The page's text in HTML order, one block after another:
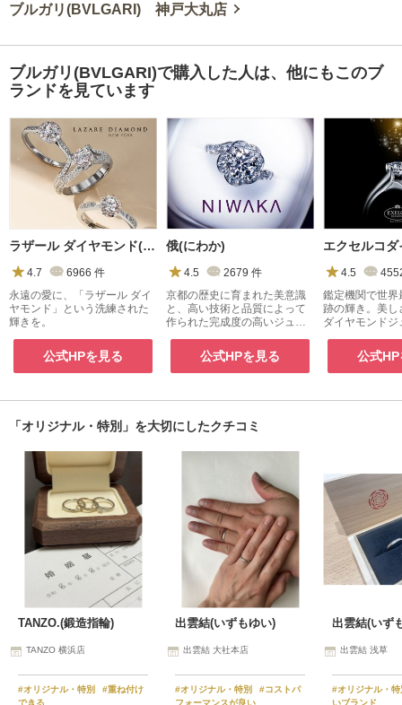
ブルガリ(BVLGARI) 神戸大丸店
ブルガリ(BVLGARI)で購入した人は、他にもこのブ
ランドを見ています
ラザール ダイヤモンド(LAZARE DIAMOND)
4.7 6966 件
永遠の愛に、「ラザール ダイ
ヤモンド」という洗練された
輝きを。
公式HPを見る
俄(にわか)
4.5 2679 件
京都の歴史に育まれた美意識
と、高い技術と品質によって
作られた完成度の高いジュエ
公式HPを見る
4.5
鑑定機関で世界
跡の輝き。美し
ダイヤモンド
公式
「オリジナル・特別」を大切にしたクチコミ
TANZO.(鍛造指輪)
TANZO 横浜店
#オリジナル・特別
#重ね付け
できる
出雲結(いずもゆい)
出雲結 大社本店
#オリジナル・特別
#コストパ
フォーマンスが良い
出雲結(いず
出雲結 浅草
#オリジナル・
いブランド